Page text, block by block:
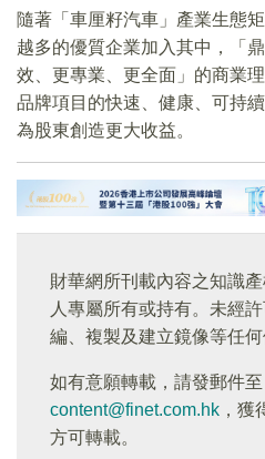
隨著「車厘籽汽車」產業生態
越多的優質企業加入其中，「
效、更專業、更全面」的商業
品牌項目的快速、健康、可持
為股東創造更大收益。
財華網所刊載內容之知識
人專屬所有或持有。未經
編、複製及建立鏡像等任何
如有意願轉載，請發郵件至
content@finet.com.hk ，獲
方可轉載。